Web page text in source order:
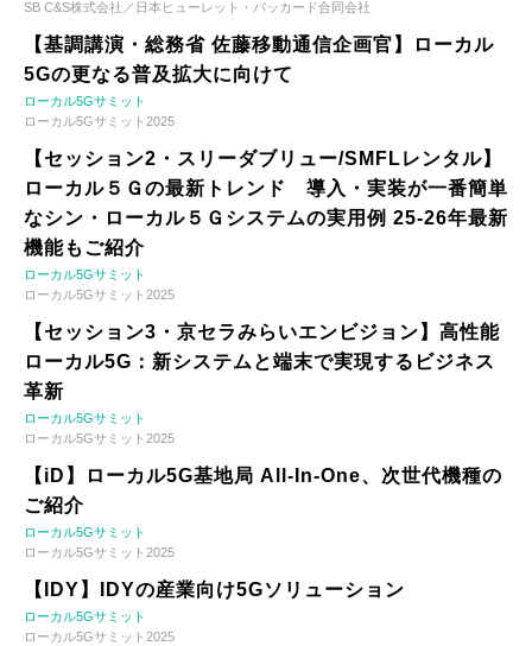
SB C&S株式会社／日本ヒューレット・パッカード合同会社
【基調講演・総務省 佐藤移動通信企画官】ローカル
5Gの更なる普及拡大に向けて
ローカル5Gサミット
ローカル5Gサミット2025
【セッション2・スリーダブリュー/SMFLレンタル】
ローカル５Ｇの最新トレンド 導入・実装が一番簡単
なシン・ローカル５Ｇシステムの実用例 25-26年最新
機能もご紹介
ローカル5Gサミット
ローカル5Gサミット2025
【セッション3・京セラみらいエンビジョン】高性能
ローカル5G：新システムと端末で実現するビジネス
革新
ローカル5Gサミット
ローカル5Gサミット2025
【iD】ローカル5G基地局 All-In-One、次世代機種の
ご紹介
ローカル5Gサミット
ローカル5Gサミット2025
【IDY】IDYの産業向け5Gソリューション
ローカル5Gサミット
ローカル5Gサミット2025